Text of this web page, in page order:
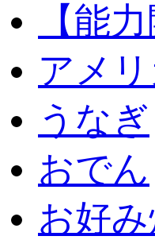
【能
アメ
うなぎ
おでん
お好